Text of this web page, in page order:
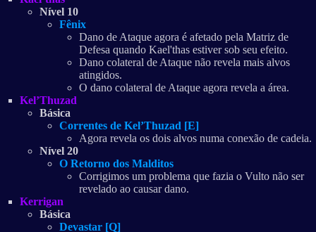
Nível 10
Fênix
Dano de Ataque agora é afetado pela Matriz de
Defesa quando Kael'thas estiver sob seu efeito.
Dano colateral de Ataque não revela mais alvos
atingidos.
O dano colateral de Ataque agora revela a área.
Kel’Thuzad
Básica
Correntes de Kel’Thuzad [E]
Agora revela os dois alvos numa conexão de cadeia.
Nível 20
O Retorno dos Malditos
Corrigimos um problema que fazia o Vulto não ser
revelado ao causar dano.
Kerrigan
Básica
Devastar [Q]